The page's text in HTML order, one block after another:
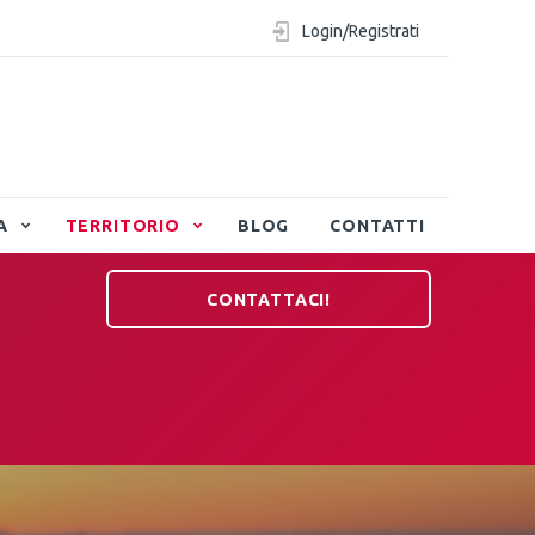
Login/Registrati
TERRITORIO BLOG CONTATTI
CONTATTACI!